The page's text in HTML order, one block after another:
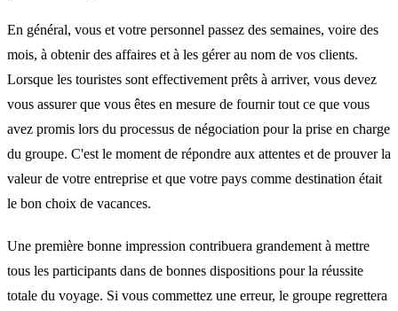
En général, vous et votre personnel passez des semaines, voire des
mois, à obtenir des affaires et à les gérer au nom de vos clients.
Lorsque les touristes sont effectivement prêts à arriver, vous devez
vous assurer que vous êtes en mesure de fournir tout ce que vous
avez promis lors du processus de négociation pour la prise en charge
du groupe. C'est le moment de répondre aux attentes et de prouver la
valeur de votre entreprise et que votre pays comme destination était
le bon choix de vacances.
Une première bonne impression contribuera grandement à mettre
tous les participants dans de bonnes dispositions pour la réussite
totale du voyage. Si vous commettez une erreur, le groupe regrettera